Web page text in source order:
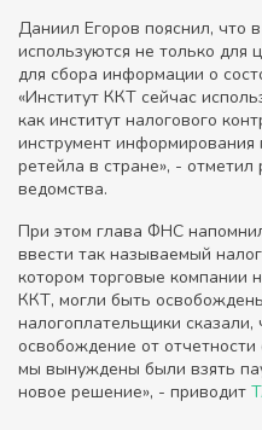
Даниил Егоров пояснил, что
используются не только для
для сбора информации о
«Институт ККТ сейчас
как институт налогового
инструмент информирования
ретейла в стране», - отметил
ведомства.
При этом глава ФНС
ввести так называемый
котором торговые
ККТ, могли быть
налогоплательщики
освобождение от
мы вынуждены были взять
новое решение», - приводит